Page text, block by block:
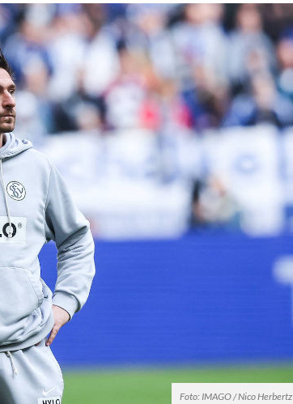
Foto: IMAGO / Nico Herbertz